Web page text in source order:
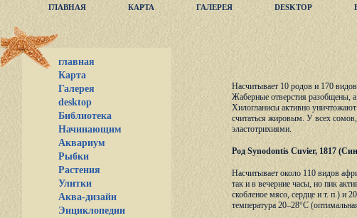
ГЛАВНАЯ КАРТА ГАЛЕРЕЯ DESKTOP
главная
Карта
Галерея
desktop
Библиотека
Начинающим
Аквариум
Рыбки
Растения
Улитки
Аква-дизайн
Энциклопедии
Насчитывает 10 родов и 170
Жаберные отверстия разобщены,
Хилогланисы активно
считаться жировым. У всех
эластотрихиями.
Род Synodontis Cuvier, 1817
Насчитывает около 110 видов
так и в вечерние часы, но пик
скобленое мясо, сердце и т. п.) и
температура 20–28°С